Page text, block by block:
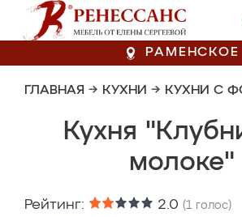
РАМЕНСКОЕ
ГЛАВНАЯ → КУХНИ → КУХНИ С
Кухня
молоке"
Рейтинг: 2.0 (1 голос)